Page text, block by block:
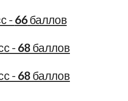
- 66 баллов
- 68 баллов
- 68 баллов